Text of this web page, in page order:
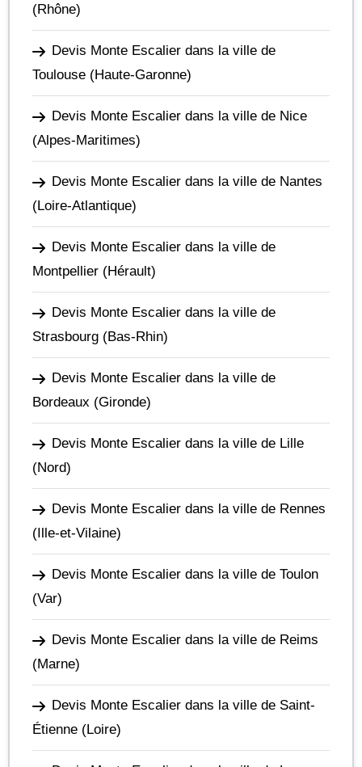
(Rhône)
Devis Monte Escalier dans la ville de
Toulouse (Haute-Garonne)
Devis Monte Escalier dans la ville de Nice
(Alpes-Maritimes)
Devis Monte Escalier dans la ville de Nantes
(Loire-Atlantique)
Devis Monte Escalier dans la ville de
Montpellier (Hérault)
Devis Monte Escalier dans la ville de
Strasbourg (Bas-Rhin)
Devis Monte Escalier dans la ville de
Bordeaux (Gironde)
Devis Monte Escalier dans la ville de Lille
(Nord)
Devis Monte Escalier dans la ville de Rennes
(Ille-et-Vilaine)
Devis Monte Escalier dans la ville de Toulon
(Var)
Devis Monte Escalier dans la ville de Reims
(Marne)
Devis Monte Escalier dans la ville de Saint-
Étienne (Loire)